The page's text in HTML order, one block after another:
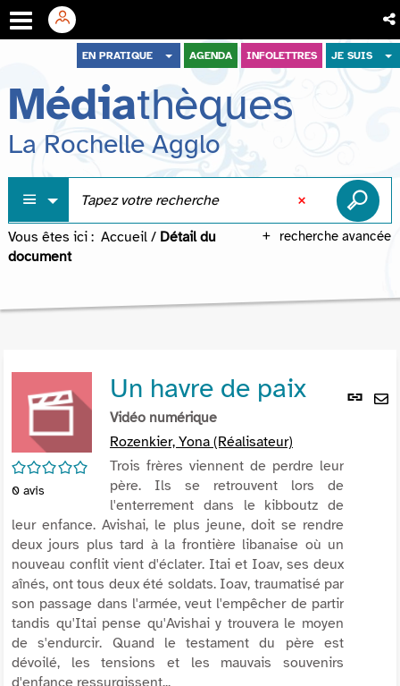
menu
contenu
recherche
EN PRATIQUE AGENDA INFOLETTRES JE SUIS
Médiathèques
La Rochelle Agglo
recherche avancée
Vous êtes ici : Accueil / Détail du
document
Lien
/5
0 avis
Un havre de paix
Vidéo numérique
Rozenkier, Yona (Réalisateur)
Trois frères viennent de perdre leur
père. Ils se retrouvent lors de
l'enterrement dans le kibboutz de
leur enfance. Avishai, le plus jeune, doit se rendre
deux jours plus tard à la frontière libanaise où un
nouveau conflit vient d'éclater. Itai et Ioav, ses deux
aînés, ont tous deux été soldats. Ioav, traumatisé par
son passage dans l'armée, veut l'empêcher de partir
tandis qu'Itai pense qu'Avishai y trouvera le moyen
de s'endurcir. Quand le testament du père est
dévoilé, les tensions et les mauvais souvenirs
d'enfance ressurgissent...